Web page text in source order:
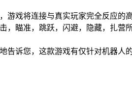
戏将连接与真实玩家完全反应的
瞄准，跳跃，闪避，隐藏，扎
诉您，这款游戏有仅针对机器人